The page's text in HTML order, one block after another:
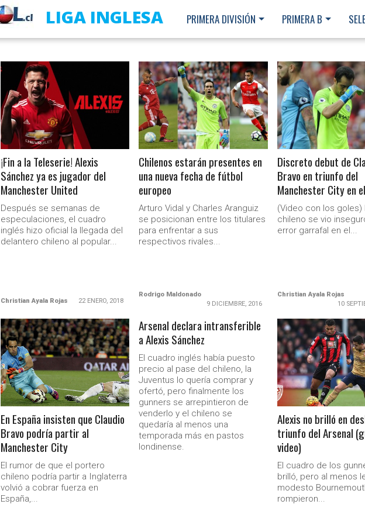
LIGA INGLESA PRIMERA DIVISIÓN PRIMERA B
LEER MÁS
¡Fin a la Teleserie! Alexis
Sánchez ya es jugador del
Manchester United
Después se semanas de
especulaciones, el cuadro
inglés hizo oficial la llegada del
delantero chileno al popular...
Christian Ayala Rojas 22 ENERO, 2018
LEER MÁS
Chilenos estarán presentes en
una nueva fecha de fútbol
europeo
Arturo Vidal y Charles Aranguiz
se posicionan entre los titulares
para enfrentar a sus
respectivos rivales...
Rodrigo Maldonado
9 DICIEMBRE, 2016
LEER MÁS
Discreto debut de
Bravo en triunfo del
Manchester City en
(Video con los goles)
chileno se vio
error garrafal en el...
Christian Ayala Rojas
10
LEER MÁS
En España insisten que Claudio
Bravo podría partir al
Manchester City
El rumor de que el portero
chileno podría partir a Inglaterra
volvió a cobrar fuerza en
España,...
Arsenal declara intransferible
a Alexis Sánchez
El cuadro inglés había puesto
precio al pase del chileno, la
Juventus lo quería comprar y
ofertó, pero finalmente los
gunners se arrepintieron de
venderlo y el chileno se
quedaría al menos una
temporada más en pastos
londinense.
LEER MÁS
Alexis no brilló en
triunfo del Arsenal
video)
El cuadro de los
brilló, pero al menos
modesto
rompieron...
Ministerio Secretaría